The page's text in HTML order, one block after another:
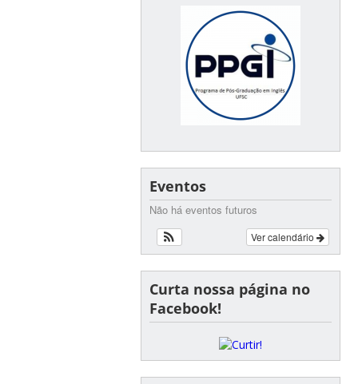
Eventos
Não há eventos futuros
Ver calendário
Curta nossa página no
Facebook!